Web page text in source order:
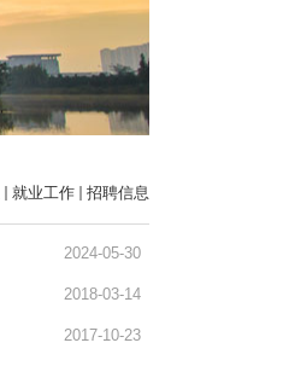
就业工作 招聘信息
2024-05-30
2018-03-14
2017-10-23